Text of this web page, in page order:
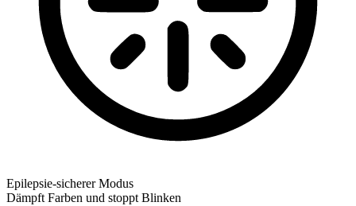
Epilepsie-sicherer Modus
Dämpft Farben und stoppt Blinken